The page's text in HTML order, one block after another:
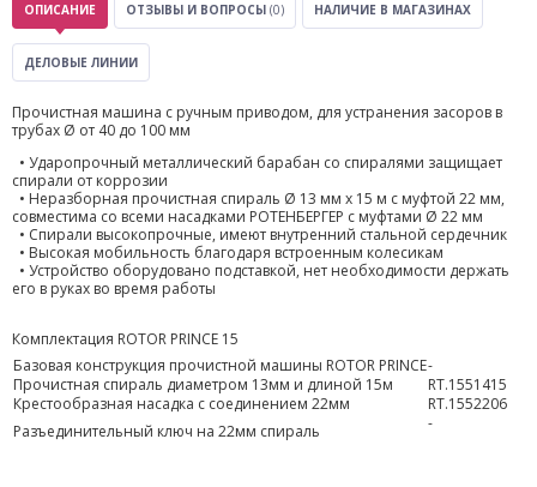
ОПИСАНИЕ ОТЗЫВЫ И ВОПРОСЫ (0) НАЛИЧИЕ В МАГАЗИНАХ
ДЕЛОВЫЕ ЛИНИИ
Прочистная машина с ручным приводом, для устранения засоров в
трубах Ø от 40 до 100 мм
• Ударопрочный металлический барабан со спиралями защищает
спирали от коррозии
• Неразборная прочистная спираль Ø 13 мм х 15 м с муфтой 22 мм,
совместима со всеми насадками РОТЕНБЕРГЕР с муфтами Ø 22 мм
• Спирали высокопрочные, имеют внутренний стальной сердечник
• Высокая мобильность благодаря встроенным колесикам
• Устройство оборудовано подставкой, нет необходимости держать
его в руках во время работы
Комплектация ROTOR PRINCE 15
Базовая конструкция прочистной машины ROTOR PRINCE-
Прочистная спираль диаметром 13мм и длиной 15м
RT.1551415
Крестообразная насадка с соединением 22мм
RT.1552206
Разъединительный ключ на 22мм спираль
-